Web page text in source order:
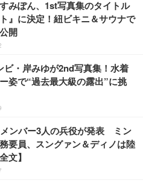
みぽん、1st写真集のタイトル
』に決定！紐ビキニ＆サウナで
開
ビ・岸みゆが2nd写真集！水着
姿で“過去最大級の露出”に挑
ンバー3人の兵役が発表 ミン
要員、スングァン＆ディノは陸
文】